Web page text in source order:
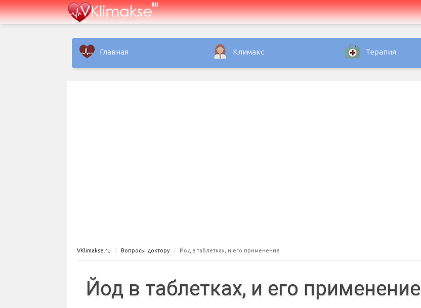
Главная Климакс Терапия
VKlimakse.ru Вопросы доктору Йод в таблетках, и его применение
Йод в таблетках, и его применение